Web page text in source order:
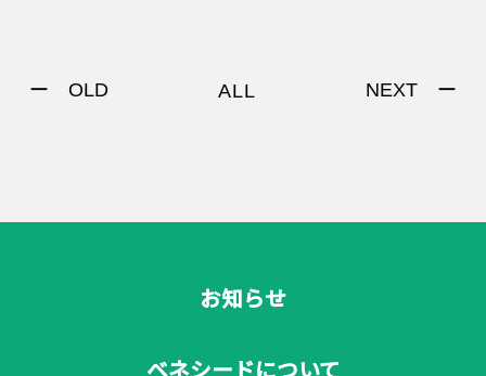
ー OLD ALL NEXT ー
お知らせ
ベネシードについて